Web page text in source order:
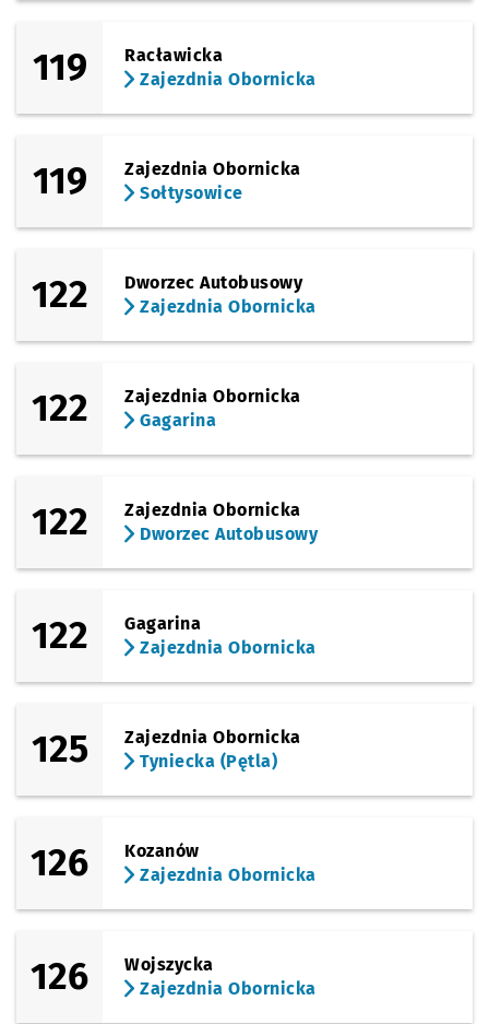
119
Racławicka
Zajezdnia Obornicka
119
Zajezdnia Obornicka
Sołtysowice
122
Dworzec Autobusowy
Zajezdnia Obornicka
122
Zajezdnia Obornicka
Gagarina
122
Zajezdnia Obornicka
Dworzec Autobusowy
122
Gagarina
Zajezdnia Obornicka
125
Zajezdnia Obornicka
Tyniecka (Pętla)
126
Kozanów
Zajezdnia Obornicka
126
Wojszycka
Zajezdnia Obornicka